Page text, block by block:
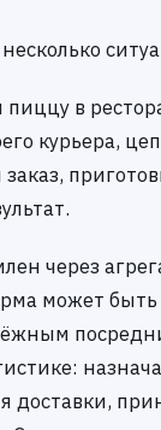
пиццу в
курьера,
через
может быть
доставки,